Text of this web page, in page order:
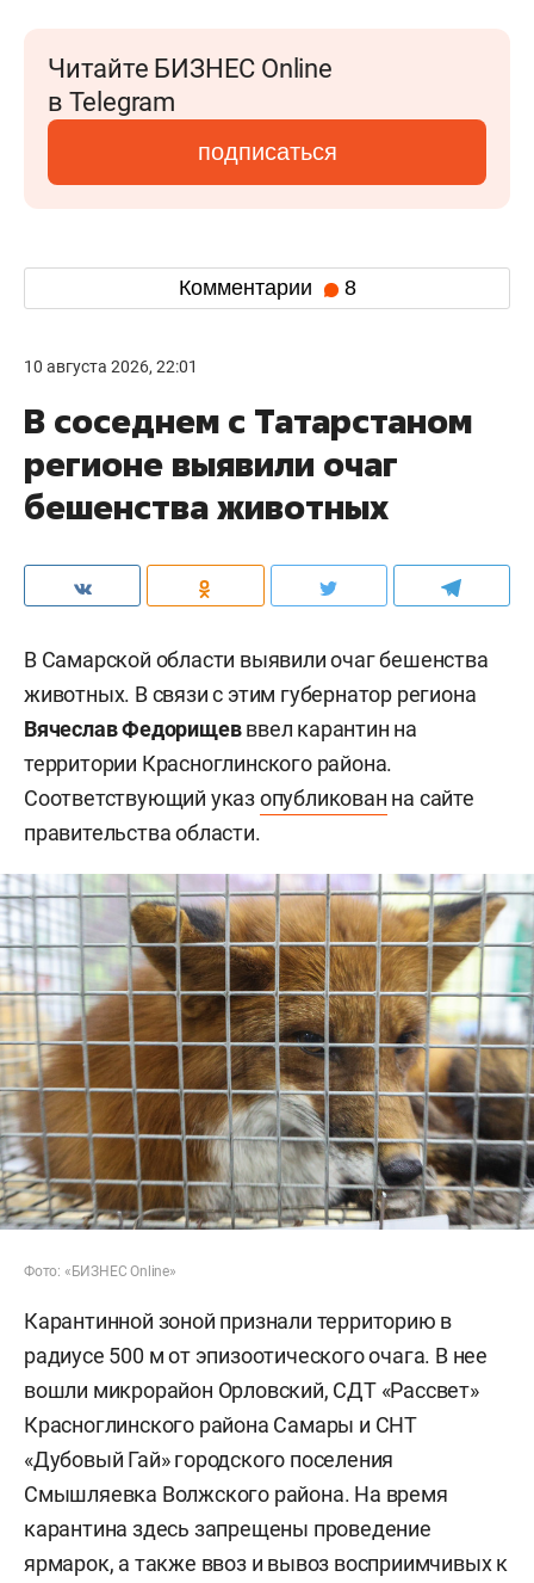
Читайте БИЗНЕС Online
в Telegram
подписаться
Комментарии 8
10 августа 2026, 22:01
В соседнем с Татарстаном
регионе выявили очаг
бешенства животных
В Самарской области выявили очаг бешенства
животных. В связи с этим губернатор региона
Вячеслав Федорищевввел карантин на
территории Красноглинского района.
Соответствующий указопубликован на сайте
правительства области.
Фото: «БИЗНЕС Online»
Карантинной зоной признали территорию в
радиусе 500 м от эпизоотического очага. В нее
вошли микрорайон Орловский, СДТ «Рассвет»
Красноглинского района Самары и СНТ
«Дубовый Гай» городского поселения
Смышляевка Волжского района. На время
карантина здесь запрещены проведение
ярмарок, а также ввоз и вывоз восприимчивых к